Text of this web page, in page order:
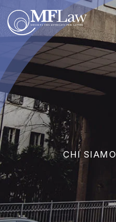
CHI SIAMO